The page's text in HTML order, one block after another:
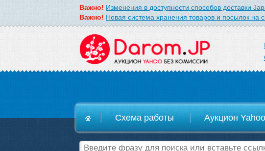
Важно! Изменения в доступности способов доставки
Важно! Новая система хранения товаров и посылок на
Схема работы Аукцион Yahoo